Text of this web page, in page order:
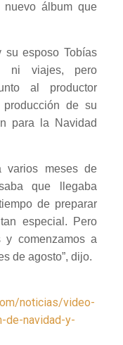
álbum que
su esposo Tobías
ni viajes, pero
al productor
de su
para la Navidad
varios meses de
que llegaba
de preparar
especial. Pero
y comenzamos a
de agosto”, dijo.
noticias/video-
de-navidad-y-